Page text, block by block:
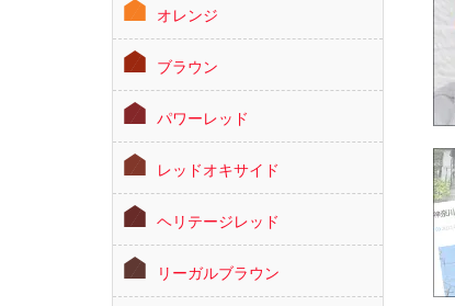
オレンジ
ブラウン
パワーレッド
レッドオキサイド
ヘリテージレッド
リーガルブラウン